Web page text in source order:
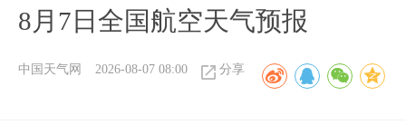
8月7日全国航空天气预报
中国天气网 2026-08-07 08:00 分享